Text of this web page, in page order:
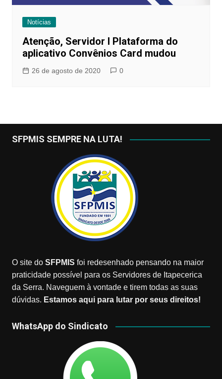
Notícias
Atenção, Servidor I Plataforma do
aplicativo Convênios Card mudou
26 de agosto de 2020 0
SFPMIS SEMPRE NA LUTA!
O site do SFPMIS foi redesenhado pensando na maior
praticidade possível para os Servidores de Itapecerica
da Serra. Naveguem à vontade e tirem todas as suas
dúvidas. Estamos aqui para lutar por seus direitos!
WhatsApp do Sindicato